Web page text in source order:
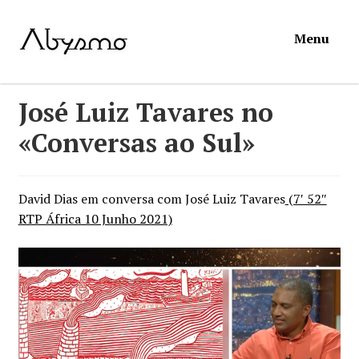
para
navegação
Saltar
para
conteúdo
Menu
Loja
Contactos
Carrinho
José Luiz Tavares no
«Conversas ao Sul»
David Dias em conversa com José Luiz Tavares(7′ 52″
RTP África 10 Junho 2021)